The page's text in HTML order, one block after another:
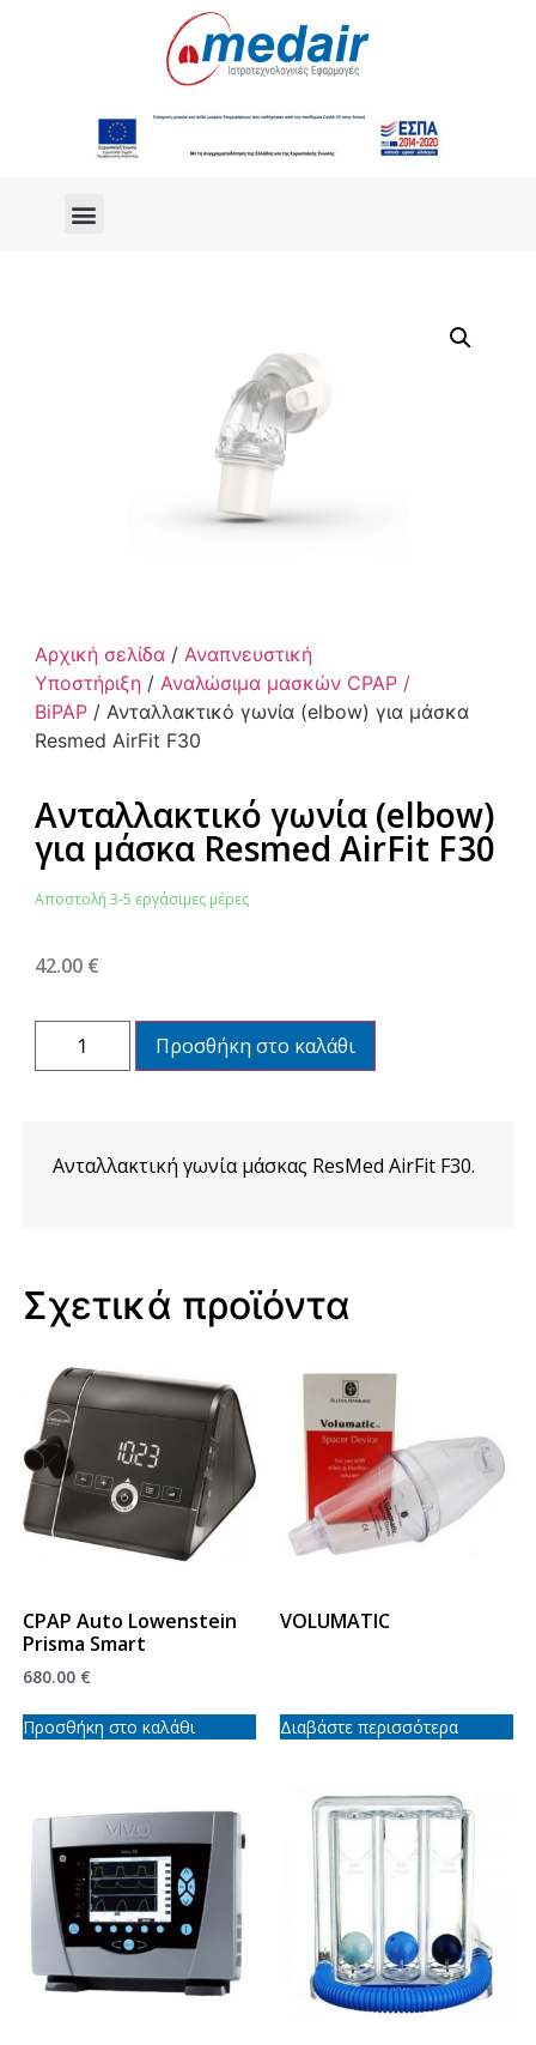
Αρχική σελίδα/ Αναπνευστική
Υποστήριξη/ Αναλώσιμα μασκών CPAP /
BiPAP/ Ανταλλακτικό γωνία (elbow) για μάσκα
Resmed AirFit F30
Ανταλλακτικό γωνία (elbow)
για μάσκα Resmed AirFit F30
Αποστολή 3-5 εργάσιμες μέρες
42.00 €
Προσθήκη στο καλάθι
Ανταλλακτική γωνία μάσκας ResMed AirFit F30.
Σχετικά προϊόντα
CPAP Auto Lowenstein
Prisma Smart
680.00 €
Προσθήκη στο καλάθι
VOLUMATIC
Διαβάστε περισσότερα